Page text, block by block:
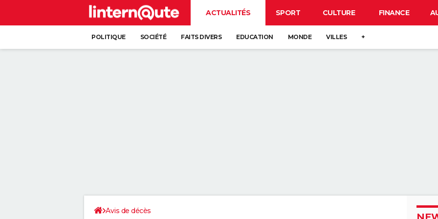
ACTUALITÉS SPORT CULTURE FINANCE
POLITIQUE SOCIÉTÉ FAITS DIVERS EDUCATION MONDE VILLES +
Avis de décès